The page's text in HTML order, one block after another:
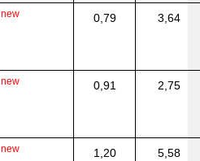
new 0,79 3,64
new 0,91 2,75
new 1,20 5,58